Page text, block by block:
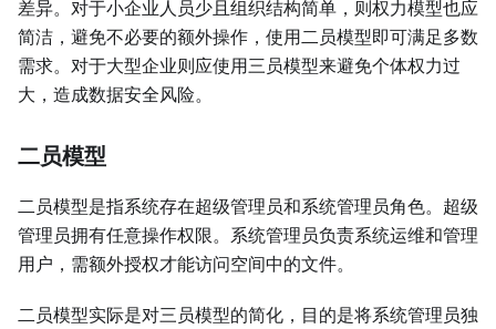
差异。对于小企业人员少且组织结构简单，则权力模型也应
简洁，避免不必要的额外操作，使用二员模型即可满足多数
需求。对于大型企业则应使用三员模型来避免个体权力过
大，造成数据安全风险。
二员模型
二员模型是指系统存在超级管理员和系统管理员角色。超级
管理员拥有任意操作权限。系统管理员负责系统运维和管理
用户，需额外授权才能访问空间中的文件。
二员模型实际是对三员模型的简化，目的是将系统管理员独